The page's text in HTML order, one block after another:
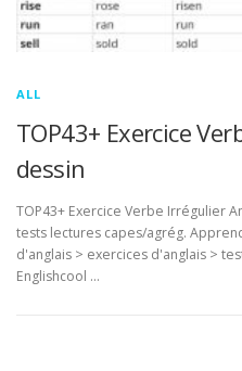
ALL
TOP43+ Exercice
dessin
TOP43+ Exercice Verbe Irrégulier
tests lectures capes/agrég.
d'anglais > exercices d'anglais >
Englishcool …